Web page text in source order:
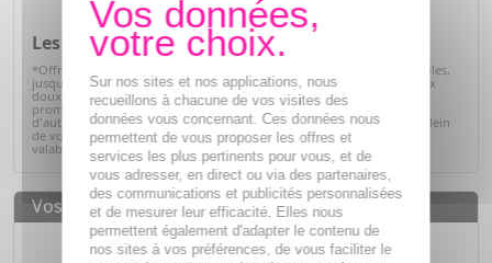
Les promos de l'été*
*Offre valables sur articles signalés, dans la limite des stocks disponibles,
jusqu'au 31/08/2026. Profitez de l'été pour prendre soin de vous à prix
doux. Retrouvez une sélection de produits de parapharmacie en
promotion : soins solaires, hydratation, bien-être, hygiène et bien
d'autres essentiels du quotidien. C'est le moment idéal pour faire le plein
de vos produits préférés tout en réalisant de belles économies. Offre
valable dans la limite des stocks disponibles.
Voir la sélection
Vos avantages
Des prixIMBATTABLES
Sur nos sites et nos applications, nous
recueillons à chacune de vos visites des
données vous concernant. Ces données nous
permettent de vous proposer les offres et
services les plus pertinents pour vous, et de
vous adresser, en direct ou via des partenaires,
des communications et publicités personnalisées
et de mesurer leur efficacité. Elles nous
permettent également d'adapter le contenu de
nos sites à vos préférences, de vous faciliter le